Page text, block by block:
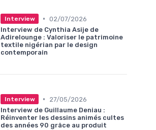
Interview • 02/07/2026
Interview de Cynthia Asije de
Adirelounge : Valoriser le patrimoine
textile nigérian par le design
contemporain
Interview •
27/05/2026
Interview de Guillaume Deniau :
Réinventer les dessins animés cultes
des années 90 grâce au produit